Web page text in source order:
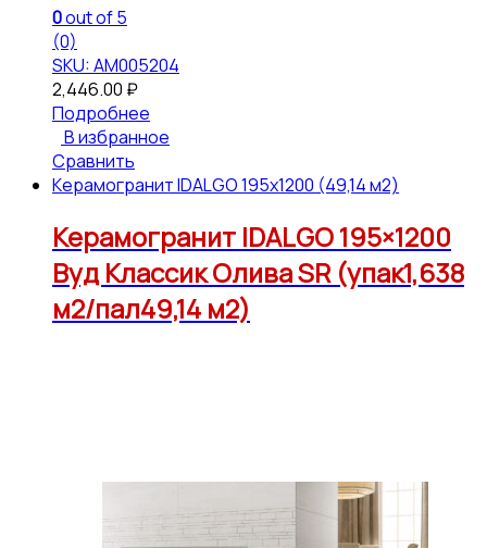
0out of 5
(0)
SKU: АМ005204
2,446.00 ₽
Подробнее
В избранное
Сравнить
Керамогранит IDALGO 195x1200 (49,14 м2)
Керамогранит IDALGO 195×1200
Вуд Классик Олива SR (упак1,638
м2/пал49,14 м2)